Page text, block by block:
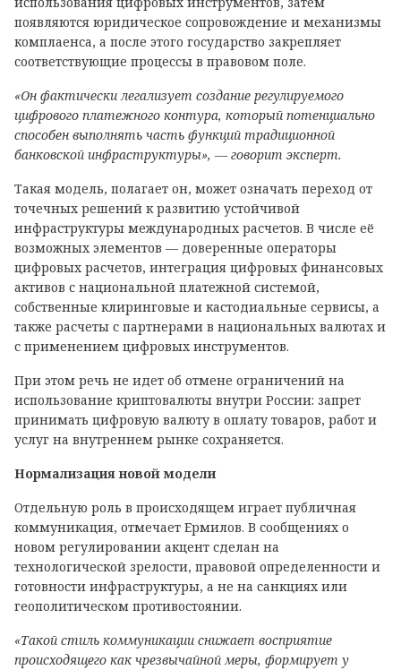
появляются юридическое сопровождение и механизмы
комплаенса, а после этого государство закрепляет
соответствующие процессы в правовом поле.
«Он фактически легализует создание регулируемого
цифрового платежного контура, который потенциально
способен выполнять часть функций традиционной
банковской инфраструктуры», — говорит эксперт.
Такая модель, полагает он, может означать переход от
точечных решений к развитию устойчивой
инфраструктуры международных расчетов. В числе её
возможных элементов — доверенные операторы
цифровых расчетов, интеграция цифровых финансовых
активов с национальной платежной системой,
собственные клиринговые и кастодиальные сервисы, а
также расчеты с партнерами в национальных валютах и
с применением цифровых инструментов.
При этом речь не идет об отмене ограничений на
использование криптовалюты внутри России: запрет
принимать цифровую валюту в оплату товаров, работ и
услуг на внутреннем рынке сохраняется.
Нормализация новой модели
Отдельную роль в происходящем играет публичная
коммуникация, отмечает Ермилов. В сообщениях о
новом регулировании акцент сделан на
технологической зрелости, правовой определенности и
готовности инфраструктуры, а не на санкциях или
геополитическом противостоянии.
«Такой стиль коммуникации снижает восприятие
происходящего как чрезвычайной меры, формирует у